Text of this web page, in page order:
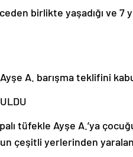
birlikte yaşadığı ve 7
A. barışma teklifini
tüfekle Ayşe A.’ya
çeşitli yerlerinden